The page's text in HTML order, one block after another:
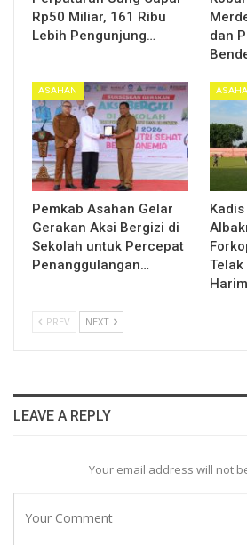
Rp50 Miliar, 161 Ribu
Lebih Pengunjung…
dan
ASAHAN
Pemkab Asahan Gelar
Gerakan Aksi Bergizi di
Sekolah untuk Percepat
Penanggulangan…
PREV NEXT
LEAVE A REPLY
Your email address will not